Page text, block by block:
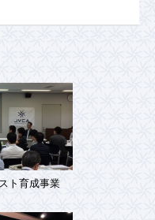
ト育成事業